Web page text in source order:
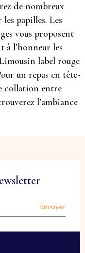
de nombreux
papilles. Les
vous proposent
à l’honneur les
label rouge
un repas en tête-
collation entre
l’ambiance
Envoyer